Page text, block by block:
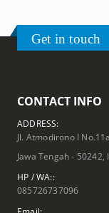
Get in touch
CONTACT INFO
ADDRESS:
Jl. Atmodirono I
Jawa Tengah - 50242,
HP / WA::
085726737096
Email: